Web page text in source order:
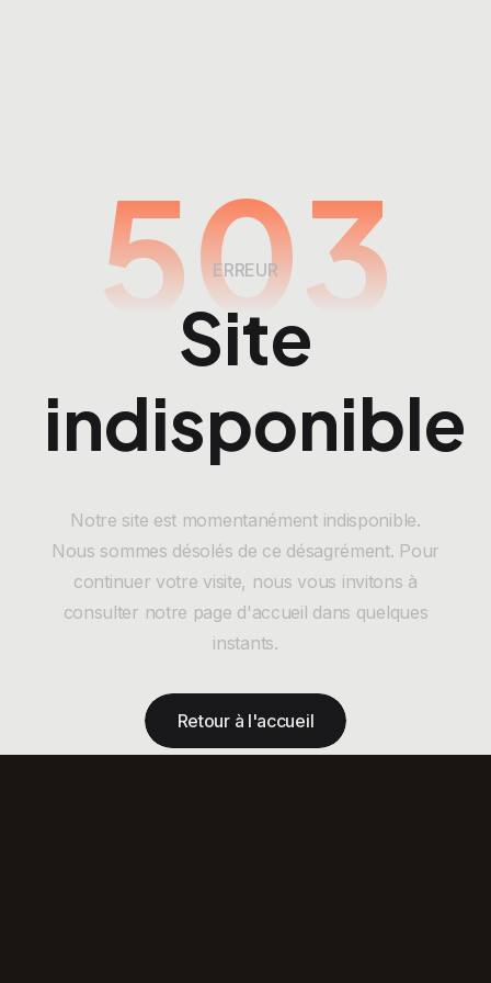
503
ERREUR
Site
indisponible
Notre site est momentanément indisponible.
Nous sommes désolés de ce désagrément. Pour
continuer votre visite, nous vous invitons à
consulter notre page d'accueil dans quelques
instants.
Retour à l'accueil